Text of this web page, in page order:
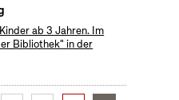
ab 3 Jahren. Im
Bibliothek" in der